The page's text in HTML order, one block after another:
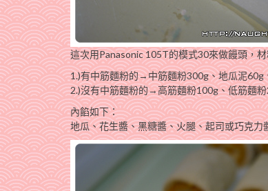
這次用Panasonic 105T的模式30來做饅頭，
1.)有中筋麵粉的→中筋麵粉300g、地瓜泥
2.)沒有中筋麵粉的→高筋麵粉100g、低筋麵
內餡如下：
地瓜、花生醬、黑糖醬、火腿、起司或巧克力